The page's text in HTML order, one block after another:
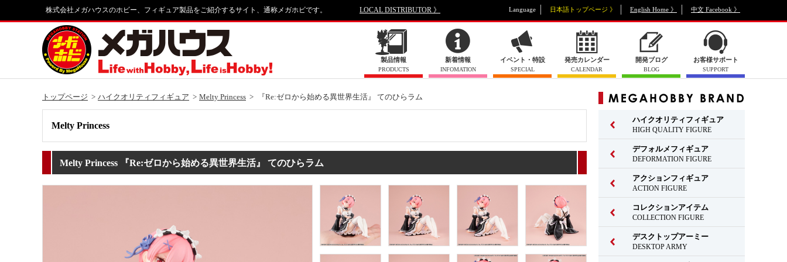
株式会社メガハウスのホビー、フィギュア製品をご紹介するサイト、通称メガホビです。 LOCAL DISTRIBUTOR 》 Language 日本語トップページ 》 English Home 》 中文 Facebook 》
製品情報
PRODUCTS
新着情報
INFOMATION
イベント・特設
SPECIAL
発売カレンダー
CALENDAR
開発ブログ
BLOG
お客様サポート
SUPPORT
トップページ ハイクオリティフィギュア Melty Princess 『Re:ゼロから始める異世界生活』 てのひらラム
Melty Princess
Melty Princess 『Re:ゼロから始める異世界生活』 てのひらラム
ハイクオリティフィギュア
HIGH QUALITY FIGURE
デフォルメフィギュア
DEFORMATION FIGURE
アクションフィギュア
ACTION FIGURE
コレクションアイテム
COLLECTION FIGURE
デスクトップアーミー
DESKTOP ARMY